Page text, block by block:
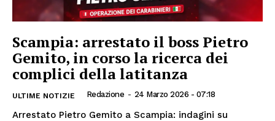
Scampia: arrestato il boss Pietro
Gemito, in corso la ricerca dei
complici della latitanza
ULTIME NOTIZIE Redazione - 24 Marzo 2026 - 07:18
Arrestato Pietro Gemito a Scampia: indagini su